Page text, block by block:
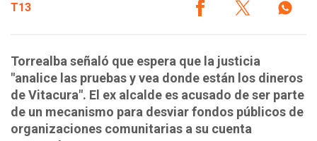
T13
Torrealba señaló que espera que la justicia
"analice las pruebas y vea donde están los dineros
de Vitacura". El ex alcalde es acusado de ser parte
de un mecanismo para desviar fondos públicos de
organizaciones comunitarias a su cuenta